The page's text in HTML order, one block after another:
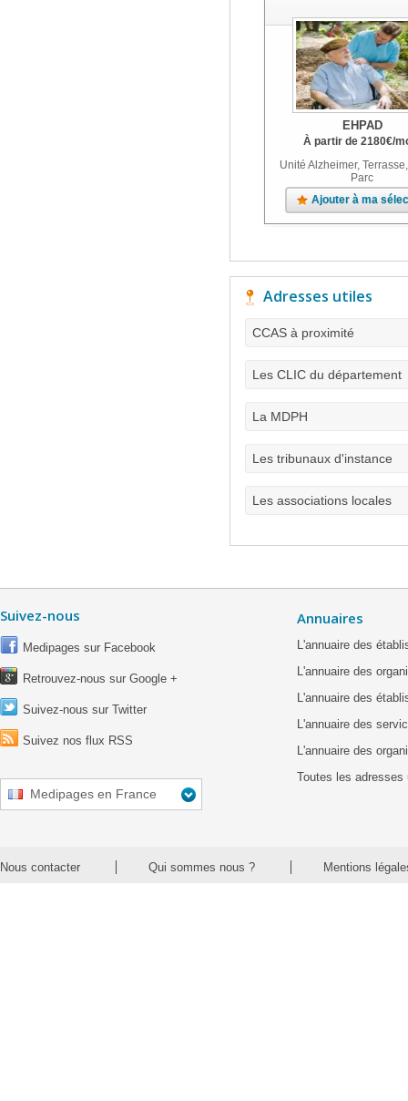
EHPAD
À partir de 2180€/
Unité Alzheimer,
Parc
Ajouter à ma
Adresses utiles
CCAS à proximité
Les CLIC du département
La MDPH
Les tribunaux d'instance
Les associations locales
Suivez-nous
Medipages sur Facebook
Retrouvez-nous sur Google +
Suivez-nous sur Twitter
Suivez nos flux RSS
Medipages en France
Annuaires
L'annuaire des
L'annuaire des
L'annuaire des
L'annuaire des
L'annuaire des
Toutes les adresses
Nous contacter Qui sommes nous ? Mentions